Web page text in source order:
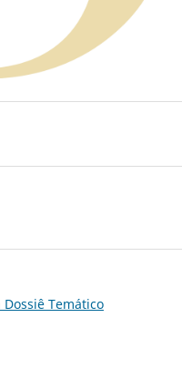
Dossiê Temático